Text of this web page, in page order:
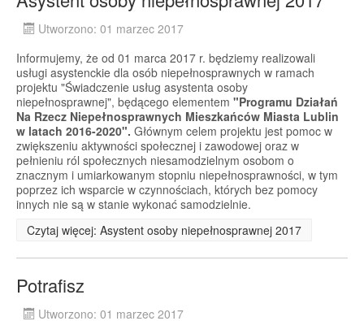
Utworzono: 01 marzec 2017
Informujemy, że od 01 marca 2017 r. będziemy realizowali
usługi asystenckie dla osób niepełnosprawnych w ramach
projektu "Świadczenie usług asystenta osoby
niepełnosprawnej", będącego elementem "Programu Działań
Na Rzecz Niepełnosprawnych Mieszkańców Miasta Lublin
w latach 2016-2020". Głównym celem projektu jest pomoc w
zwiększeniu aktywności społecznej i zawodowej oraz w
pełnieniu ról społecznych niesamodzielnym osobom o
znacznym i umiarkowanym stopniu niepełnosprawności, w tym
poprzez ich wsparcie w czynnościach, których bez pomocy
innych nie są w stanie wykonać samodzielnie.
Czytaj więcej: Asystent osoby niepełnosprawnej 2017
Potrafisz
Utworzono: 01 marzec 2017